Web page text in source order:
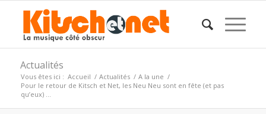
Actualités
Vous êtes ici : Accueil / Actualités / A la une /
Pour le retour de Kitsch et Net, les Neu Neu sont en fête (et pas
qu’eux) ...